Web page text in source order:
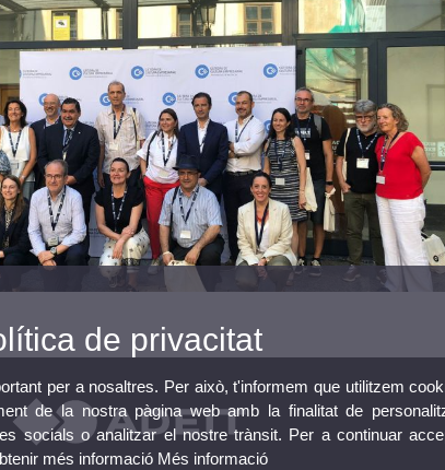
de privacitat
per a nosaltres. Per això, t'informem que utilitzem
de la nostra pàgina web amb la finalitat de
socials o analitzar el nostre trànsit. Per a continuar
més informació Més informació